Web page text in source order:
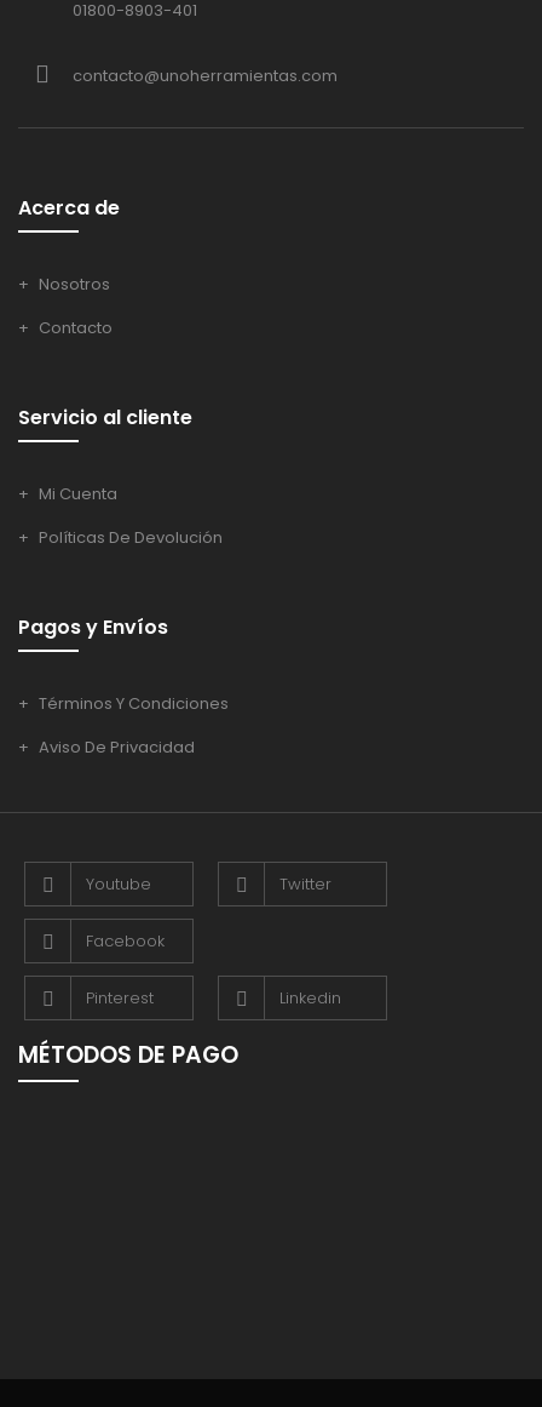
01800-8903-401
contacto@unoherramientas.com
Acerca de
Nosotros
Contacto
Servicio al cliente
Mi Cuenta
Políticas De Devolución
Pagos y Envíos
Términos Y Condiciones
Aviso De Privacidad
Youtube Twitter
Facebook
Pinterest Linkedin
MÉTODOS DE PAGO